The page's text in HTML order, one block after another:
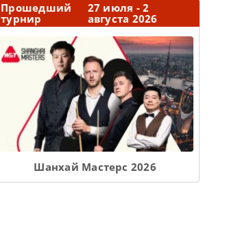
Прошедший
турнир
27 июля - 2
августа 2026
Шанхай Мастерс 2026